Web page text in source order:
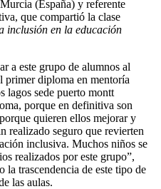
(España) y referente
que compartió la clase
inclusión en la educación
a este grupo de alumnos al
porque en definitiva son
quieren ellos mejorar y
realizado seguro que revierten
inclusiva. Muchos niños se
realizados por este grupo”,
la trascendencia de este tipo de
las aulas.